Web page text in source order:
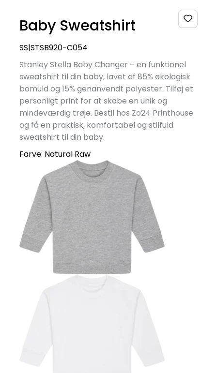
Baby Sweatshirt
SS|STSB920-C054
Stanley Stella Baby Changer – en funktionel
sweatshirt til din baby, lavet af 85% økologisk
bomuld og 15% genanvendt polyester. Tilføj et
personligt print for at skabe en unik og
mindeværdig trøje. Bestil hos Zo24 Printhouse
og få en praktisk, komfortabel og stilfuld
sweatshirt til din baby.
Farve: Natural Raw